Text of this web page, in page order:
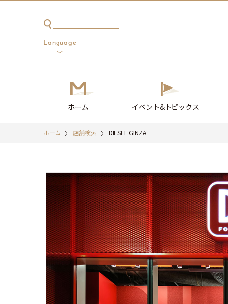
Language
日本語
繁体中文
ホーム イベント&トピックス
ホーム 店舗検索 DIESEL GINZA